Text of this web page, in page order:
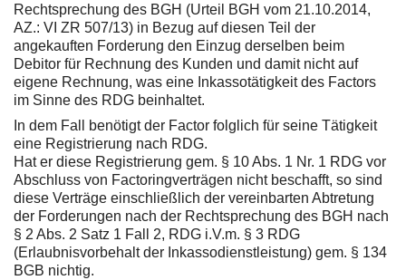
Rechtsprechung des BGH (Urteil BGH vom 21.10.2014,
AZ.: VI ZR 507/13) in Bezug auf diesen Teil der
angekauften Forderung den Einzug derselben beim
Debitor für Rechnung des Kunden und damit nicht auf
eigene Rechnung, was eine Inkassotätigkeit des Factors
im Sinne des RDG beinhaltet.
In dem Fall benötigt der Factor folglich für seine Tätigkeit
eine Registrierung nach RDG.
Hat er diese Registrierung gem. § 10 Abs. 1 Nr. 1 RDG vor
Abschluss von Factoringverträgen nicht beschafft, so sind
diese Verträge einschließlich der vereinbarten Abtretung
der Forderungen nach der Rechtsprechung des BGH nach
§ 2 Abs. 2 Satz 1 Fall 2, RDG i.V.m. § 3 RDG
(Erlaubnisvorbehalt der Inkassodienstleistung) gem. § 134
BGB nichtig.